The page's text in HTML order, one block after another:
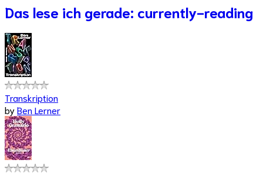
Das lese ich gerade: currently-reading
Transkription
byBen Lerner